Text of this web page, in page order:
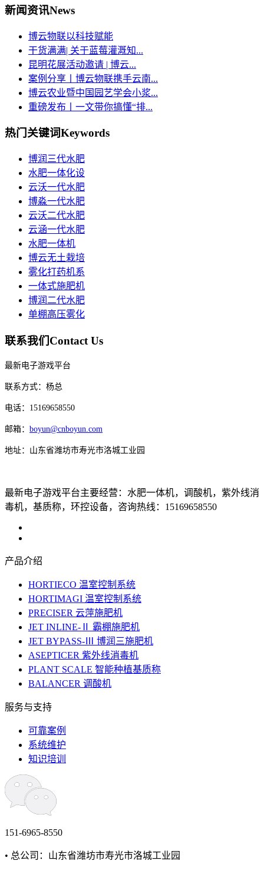
新闻资讯News
博云物联以科技赋能
干货满满| 关于蓝莓灌溉知...
昆明花展活动邀请 | 博云...
案例分享丨博云物联携手云南...
博云农业暨中国园艺学会小浆...
重磅发布丨一文带你搞懂“排...
热门关键词Keywords
博润三代水肥
水肥一体化设
云沃一代水肥
博淼一代水肥
云沃二代水肥
云涵一代水肥
水肥一体机
博云无土栽培
雾化打药机系
一体式施肥机
博润二代水肥
单棚高压雾化
联系我们Contact Us
最新电子游戏平台
联系方式：杨总
电话：15169658550
邮箱： boyun@cnboyun.com
地址：山东省潍坊市寿光市洛城工业园
最新电子游戏平台主要经营：水肥一体机，调酸机，紫外线消
毒机，基质称，环控设备，咨询热线：15169658550
产品介绍
HORTIECO 温室控制系统
HORTIMAGI 温室控制系统
PRECISER 云萍施肥机
JET INLINE-Ⅱ 霸棚施肥机
JET BYPASS-Ⅲ 博润三施肥机
ASEPTICER 紫外线消毒机
PLANT SCALE 智能种植基质称
BALANCER 调酸机
服务与支持
可靠案例
系统维护
知识培训
151-6965-8550
• 总公司：山东省潍坊市寿光市洛城工业园